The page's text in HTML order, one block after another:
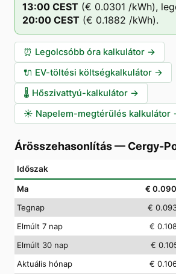
13:00 CEST (€ 0.0301 /kWh),
20:00 CEST (€ 0.1882 /kWh).
⏰ Legolcsóbb óra kalkulátor →
🔌 EV-töltési költségkalkulátor →
🌡️ Hőszivattyú-kalkulátor →
☀️ Napelem-megtérülés kalkulátor
Árösszehasonlítás— Cergy-
Időszak
Ma €
Tegnap
€
Elmúlt 7 nap
€
Elmúlt 30 nap
€
Aktuális hónap
€